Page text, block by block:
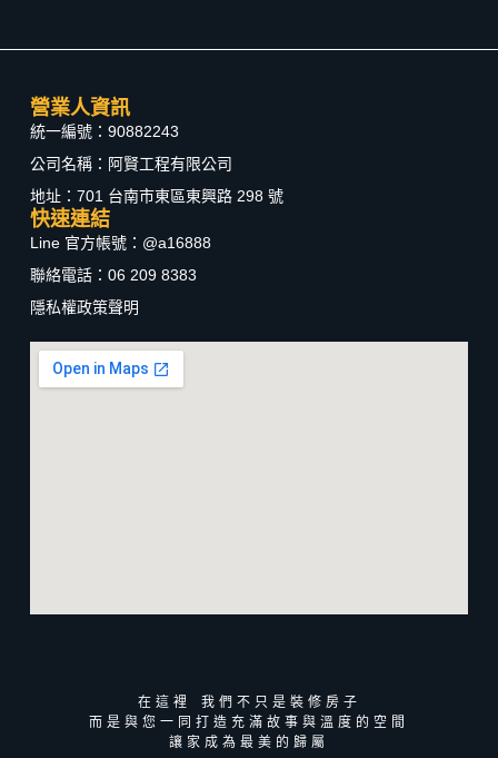
在這裡 我們不只是裝修房子
而是與您一同打造充滿故事與溫度的空間
讓家成為最美的歸屬
營業人資訊
統一編號：90882243
公司名稱：阿賢工程有限公司
地址：701 台南市東區東興路 298 號
快速連結
Line 官方帳號：@a16888
聯絡電話：06 209 8383
隱私權政策聲明